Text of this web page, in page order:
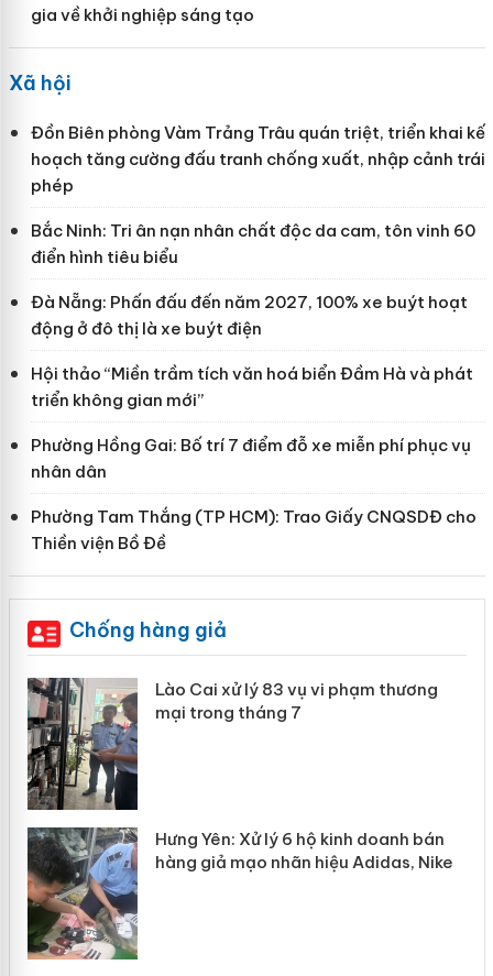
gia về khởi nghiệp sáng tạo
Xã hội
Đồn Biên phòng Vàm Trảng Trâu quán triệt, triển khai kế
hoạch tăng cường đấu tranh chống xuất, nhập cảnh trái
phép
Bắc Ninh: Tri ân nạn nhân chất độc da cam, tôn vinh 60
điển hình tiêu biểu
Đà Nẵng: Phấn đấu đến năm 2027, 100% xe buýt hoạt
động ở đô thị là xe buýt điện
Hội thảo “Miền trầm tích văn hoá biển Đầm Hà và phát
triển không gian mới”
Phường Hồng Gai: Bố trí 7 điểm đỗ xe miễn phí phục vụ
nhân dân
Phường Tam Thắng (TP HCM): Trao Giấy CNQSDĐ cho
Thiền viện Bồ Đề
Chống hàng giả
Lào Cai xử lý 83 vụ vi phạm thương
mại trong tháng 7
Hưng Yên: Xử lý 6 hộ kinh doanh bán
hàng giả mạo nhãn hiệu Adidas, Nike